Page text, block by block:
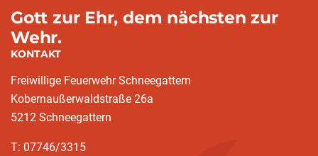
Gott zur Ehr, dem nächsten zur
Wehr.
KONTAKT
Freiwillige Feuerwehr Schneegattern
Kobernaußerwaldstraße 26a
5212 Schneegattern
T: 07746/3315